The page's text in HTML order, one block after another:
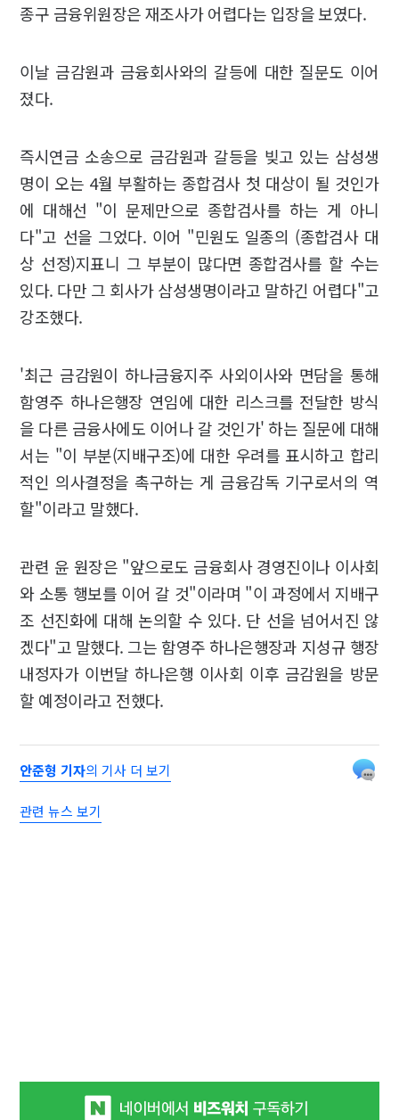
종구 금융위원장은 재조사가 어렵다는 입장을 보였다.
이날 금감원과 금융회사와의 갈등에 대한 질문도 이어
졌다.
즉시연금 소송으로 금감원과 갈등을 빚고 있는 삼성생
명이 오는 4월 부활하는 종합검사 첫 대상이 될 것인가
에 대해선 "이 문제만으로 종합검사를 하는 게 아니
다"고 선을 그었다. 이어 "민원도 일종의 (종합검사 대
상 선정)지표니 그 부분이 많다면 종합검사를 할 수는
있다. 다만 그 회사가 삼성생명이라고 말하긴 어렵다"고
강조했다.
'최근 금감원이 하나금융지주 사외이사와 면담을 통해
함영주 하나은행장 연임에 대한 리스크를 전달한 방식
을 다른 금융사에도 이어나 갈 것인가' 하는 질문에 대해
서는 "이 부분(지배구조)에 대한 우려를 표시하고 합리
적인 의사결정을 촉구하는 게 금융감독 기구로서의 역
할"이라고 말했다.
관련 윤 원장은 "앞으로도 금융회사 경영진이나 이사회
와 소통 행보를 이어 갈 것"이라며 "이 과정에서 지배구
조 선진화에 대해 논의할 수 있다. 단 선을 넘어서진 않
겠다"고 말했다. 그는 함영주 하나은행장과 지성규 행장
내정자가 이번달 하나은행 이사회 이후 금감원을 방문
할 예정이라고 전했다.
안준형 기자의 기사 더 보기
관련 뉴스 보기